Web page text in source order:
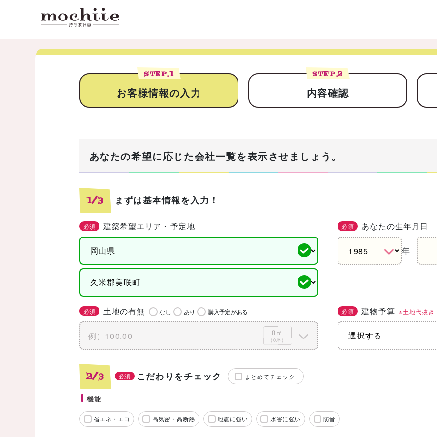
STEP.1
お客様情報の入力
STEP.2
内容確認
あなたの希望に応じた会社一覧を表示させましょう。
1/3 まずは基本情報を入力！
必須 建築希望エリア・予定地 必須 あなたの生年月日
年
必須 土地の有無 なし あり 購入予定がある
0㎡
（0坪）
必須 建物予算 ※土地代抜き
2/3 必須 こだわりをチェック まとめてチェック
機能
省エネ・エコ 高気密・高断熱 地震に強い 水害に強い 防音